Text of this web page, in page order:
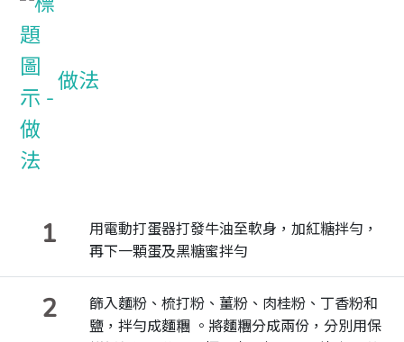
做法
1
用電動打蛋器打發牛油至軟身，加紅糖拌勻，
再下一顆蛋及黑糖蜜拌勻
2
篩入麵粉、梳打粉、薑粉、肉桂粉、丁香粉和
鹽，拌勻成麵糰 。將麵糰分成兩份，分別用保